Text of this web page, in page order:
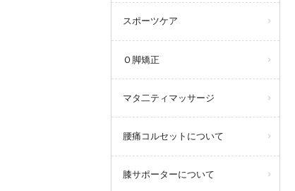
スポーツケア
Ｏ脚矯正
マタ二ティマッサージ
腰痛コルセットについて
膝サポーターについて